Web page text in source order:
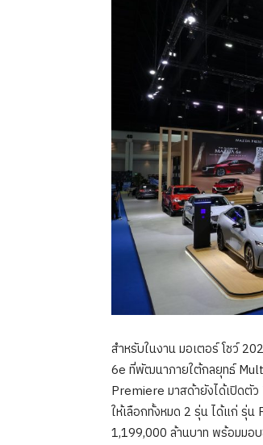
สำหรับในงาน มอเตอร์ โชว์
6e ที่พัฒนาภายใต้กลยุทธ์
Premiere มาสด้ายังได้เปิดตั
ให้เลือกทั้งหมด 2 รุ่น ได้แก่ รุ่
1,199,000 ล้านบาท พร้อมมอ